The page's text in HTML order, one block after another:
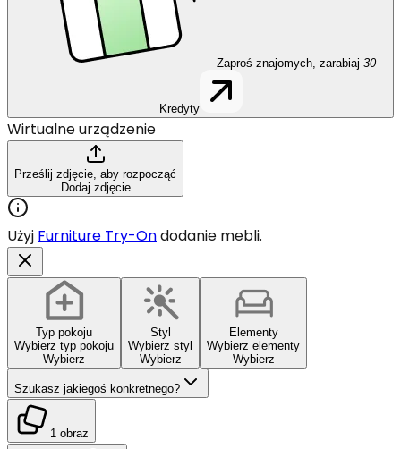
Zaproś znajomych, zarabiaj 30
Kredyty
Wirtualne urządzenie
Prześlij zdjęcie, aby rozpocząć
Dodaj zdjęcie
Użyj Furniture Try-Ondodanie mebli.
Typ pokoju
Wybierz typ pokoju
Wybierz
Styl
Wybierz styl
Wybierz
Elementy
Wybierz elementy
Wybierz
Szukasz jakiegoś konkretnego?
1 obraz